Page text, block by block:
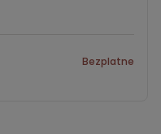
Bezplatne